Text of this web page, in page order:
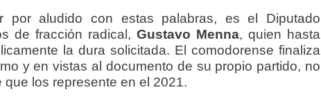
por aludido con estas palabras, es el Diputado
de fracción radical, Gustavo Menna, quien hasta
la dura solicitada. El comodorense finaliza
y en vistas al documento de su propio partido, no
los represente en el 2021.